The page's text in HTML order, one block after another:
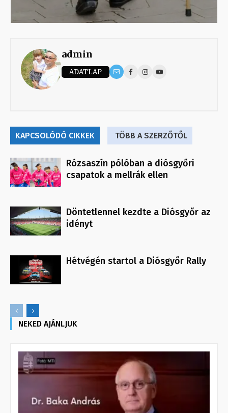
admin
ADATLAP
KAPCSOLÓDÓ CIKKEK TÖBB A SZERZŐTŐL
Rózsaszín pólóban a diósgyőri
csapatok a mellrák ellen
Döntetlennel kezdte a Diósgyőr az
idényt
Hétvégén startol a Diósgyőr Rally
NEKED AJÁNLJUK